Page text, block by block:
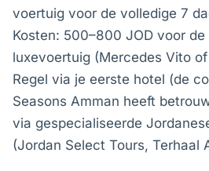
voertuig voor de volledige 7
Kosten: 500–800 JOD voor
luxevoertuig (Mercedes Vito
Regel via je eerste hotel (de
Seasons Amman heeft
via gespecialiseerde
(Jordan Select Tours, Terhaal